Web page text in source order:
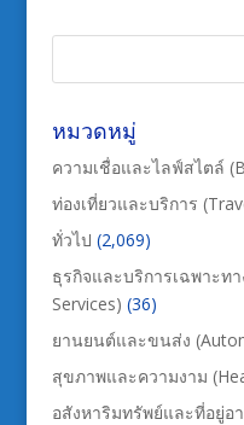
หมวดหมู่
ความเชื่อและไลฟ์สไตล์
ท่องเที่ยวและบริการ
ทั่วไป (2,069)
ธุรกิจและบริการเฉพาะท
Services) (36)
ยานยนต์และขนส่ง
สุขภาพและความงาม
อสังหาริมทรัพย์และที่อยู่อ